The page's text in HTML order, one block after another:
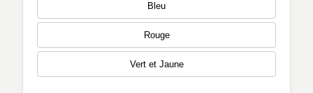
Bleu
Rouge
Vert et Jaune